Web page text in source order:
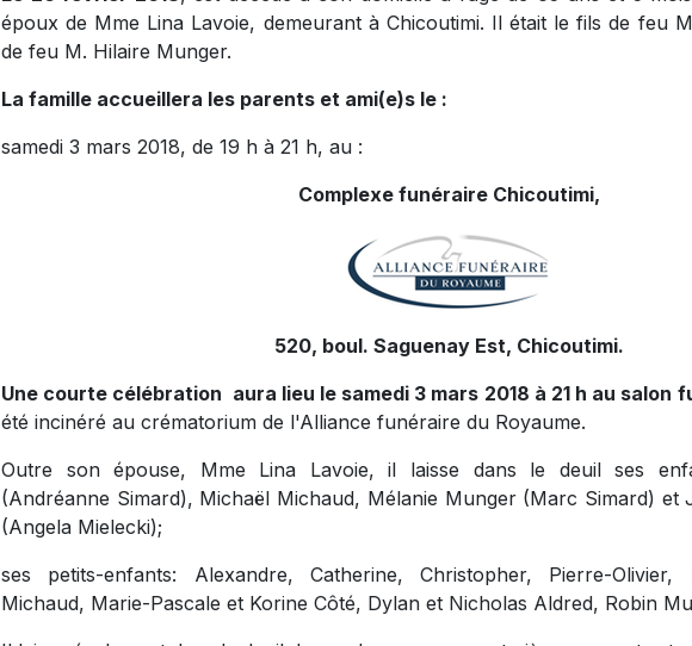
époux de Mme Lina Lavoie, demeurant à Chicoutimi. Il était le fils de feu
de feu M. Hilaire Munger.
La famille accueillera les parents et ami(e)s le :
samedi 3 mars 2018, de 19 h à 21 h, au :
Complexe funéraire Chicoutimi,
520, boul. Saguenay Est, Chicoutimi.
Une courte célébration aura lieu le samedi 3 mars 2018 à 21 h au salon
été incinéré au crématorium de l'Alliance funéraire du Royaume.
Outre son épouse, Mme Lina Lavoie, il laisse dans le deuil ses
(Andréanne Simard), Michaël Michaud, Mélanie Munger (Marc Simard) et
(Angela Mielecki);
ses petits-enfants: Alexandre, Catherine, Christopher, Pierre-Olivier,
Michaud, Marie-Pascale et Korine Côté, Dylan et Nicholas Aldred, Robin